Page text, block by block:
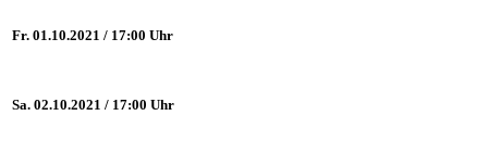
Fr. 01.10.2021 / 17:00 Uhr
Sa. 02.10.2021 / 17:00 Uhr